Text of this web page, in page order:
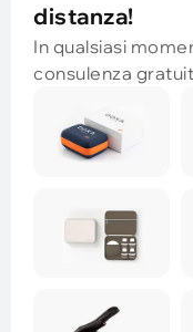
distanza!
In qualsiasi
consulenza